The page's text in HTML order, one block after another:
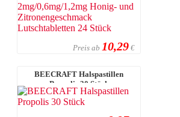
Preis ab 10,29 €
BEECRAFT Halspastillen
Propolis 30 Stück